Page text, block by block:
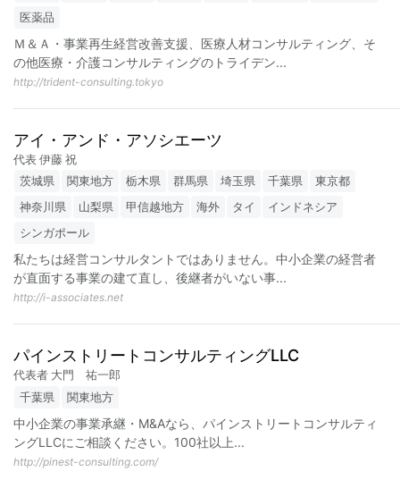
医薬品
Ｍ＆Ａ・事業再生経営改善支援、医療人材コンサルティング、そ
の他医療・介護コンサルティングのトライデン...
http://trident-consulting.tokyo
アイ・アンド・アソシエーツ
代表 伊藤 祝
茨城県
関東地方 栃木県 群馬県 埼玉県 千葉県
東京都
神奈川県
山梨県 甲信越地方 海外 タイ
インドネシア
シンガポール
私たちは経営コンサルタントではありません。中小企業の経営者
が直面する事業の建て直し、後継者がいない事...
http://i-associates.net
パインストリートコンサルティングLLC
代表者 大門 祐一郎
千葉県
関東地方
中小企業の事業承継・M&Aなら、パインストリートコンサルティ
ングLLCにご相談ください。100社以上...
http://pinest-consulting.com/